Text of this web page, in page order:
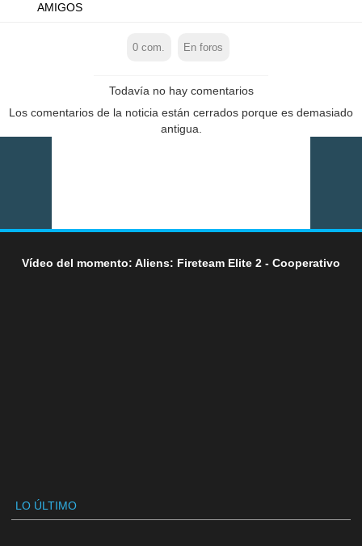
AMIGOS
0 com. En foros
Todavía no hay comentarios
Los comentarios de la noticia están cerrados porque es demasiado
antigua.
Vídeo del momento: Aliens: Fireteam Elite 2 - Cooperativo
LO ÚLTIMO